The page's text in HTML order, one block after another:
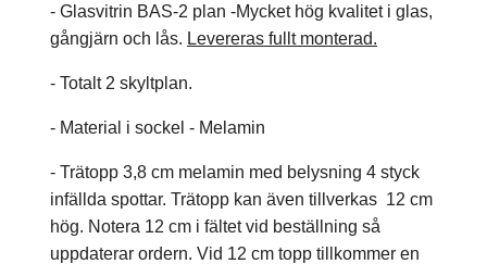
- Glasvitrin BAS-2 plan -Mycket hög kvalitet i glas,
gångjärn och lås. Levereras fullt monterad.
- Totalt 2 skyltplan.
- Material i sockel - Melamin
- Trätopp 3,8 cm melamin med belysning 4 styck
infällda spottar. Trätopp kan även tillverkas 12 cm
hög. Notera 12 cm i fältet vid beställning så
uppdaterar ordern. Vid 12 cm topp tillkommer en